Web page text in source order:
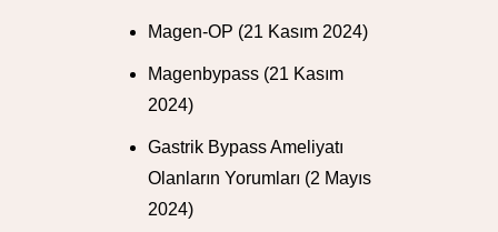
Magen-OP (21 Kasım 2024)
Magenbypass (21 Kasım
2024)
Gastrik Bypass Ameliyatı
Olanların Yorumları (2 Mayıs
2024)